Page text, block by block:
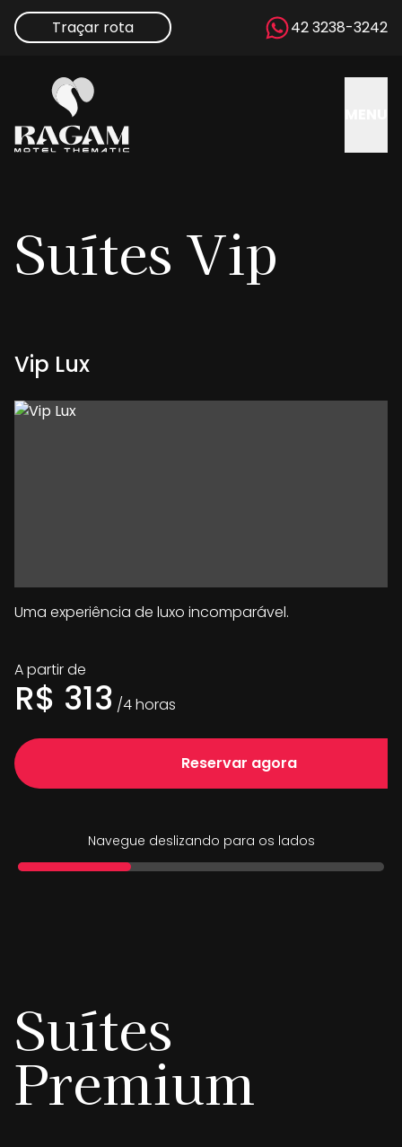
Traçar rota 42 3238-3242
Suítes Vip
Vip Lux
Uma experiência de luxo incomparável.
A partir de
R$ 313 /4horas
Reservar agora
Navegue deslizando para os lados
Suítes
Premium